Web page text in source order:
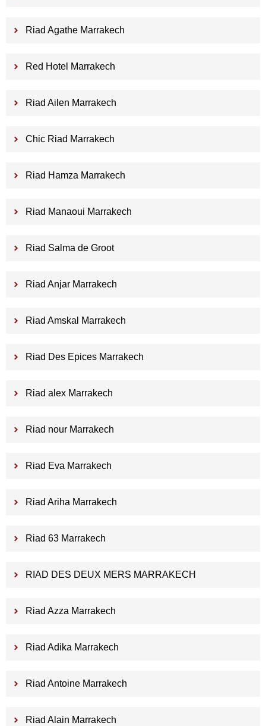
Riad Agathe Marrakech
Red Hotel Marrakech
Riad Ailen Marrakech
Chic Riad Marrakech
Riad Hamza Marrakech
Riad Manaoui Marrakech
Riad Salma de Groot
Riad Anjar Marrakech
Riad Amskal Marrakech
Riad Des Epices Marrakech
Riad alex Marrakech
Riad nour Marrakech
Riad Eva Marrakech
Riad Ariha Marrakech
Riad 63 Marrakech
RIAD DES DEUX MERS MARRAKECH
Riad Azza Marrakech
Riad Adika Marrakech
Riad Antoine Marrakech
Riad Alain Marrakech